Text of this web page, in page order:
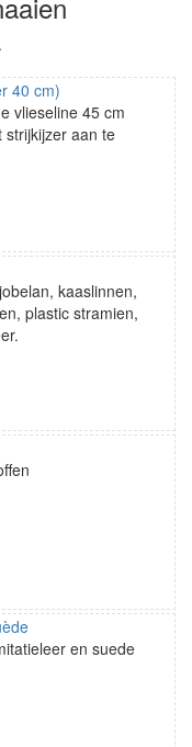
40 cm)
vlieseline 45 cm
aan te
kaaslinnen,
plastic stramien,
en suede